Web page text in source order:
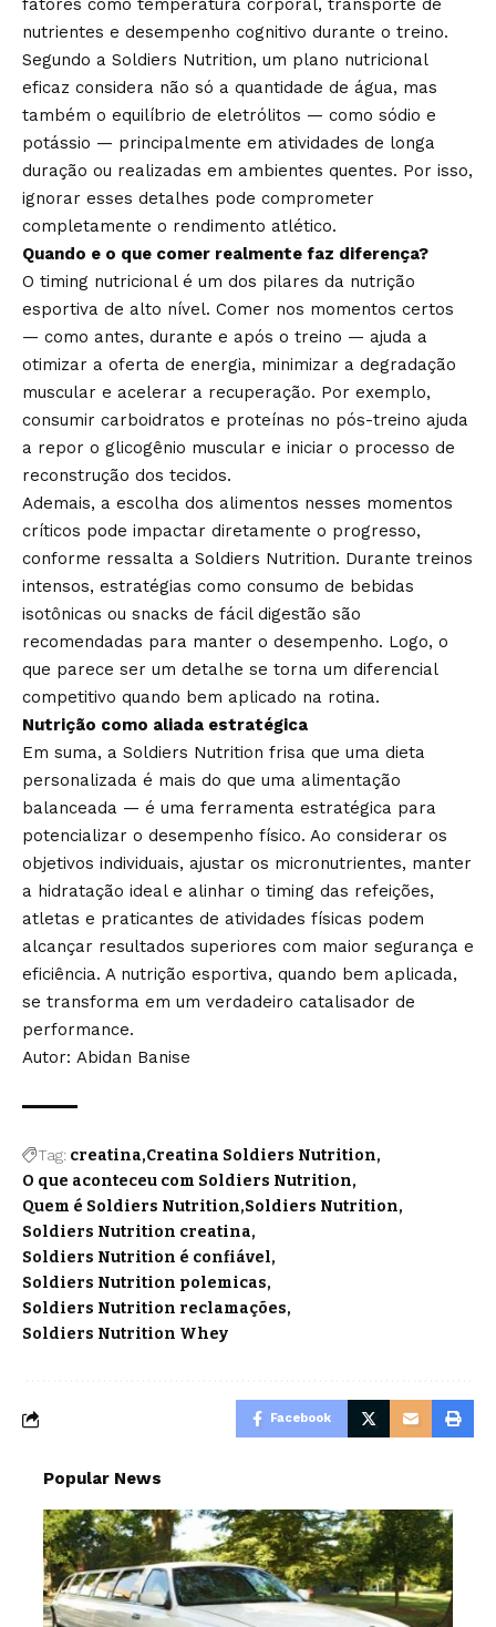
fatores como temperatura corporal, transporte de
nutrientes e desempenho cognitivo durante o treino.
Segundo a Soldiers Nutrition, um plano nutricional
eficaz considera não só a quantidade de água, mas
também o equilíbrio de eletrólitos — como sódio e
potássio — principalmente em atividades de longa
duração ou realizadas em ambientes quentes. Por isso,
ignorar esses detalhes pode comprometer
completamente o rendimento atlético.
Quando e o que comer realmente faz diferença?
O timing nutricional é um dos pilares da nutrição
esportiva de alto nível. Comer nos momentos certos
— como antes, durante e após o treino — ajuda a
otimizar a oferta de energia, minimizar a degradação
muscular e acelerar a recuperação. Por exemplo,
consumir carboidratos e proteínas no pós-treino ajuda
a repor o glicogênio muscular e iniciar o processo de
reconstrução dos tecidos.
Ademais, a escolha dos alimentos nesses momentos
críticos pode impactar diretamente o progresso,
conforme ressalta a Soldiers Nutrition. Durante treinos
intensos, estratégias como consumo de bebidas
isotônicas ou snacks de fácil digestão são
recomendadas para manter o desempenho. Logo, o
que parece ser um detalhe se torna um diferencial
competitivo quando bem aplicado na rotina.
Nutrição como aliada estratégica
Em suma, a Soldiers Nutrition frisa que uma dieta
personalizada é mais do que uma alimentação
balanceada — é uma ferramenta estratégica para
potencializar o desempenho físico. Ao considerar os
objetivos individuais, ajustar os micronutrientes, manter
a hidratação ideal e alinhar o timing das refeições,
atletas e praticantes de atividades físicas podem
alcançar resultados superiores com maior segurança e
eficiência. A nutrição esportiva, quando bem aplicada,
se transforma em um verdadeiro catalisador de
performance.
Autor: Abidan Banise
Tag: creatina Creatina Soldiers Nutrition
O que aconteceu com Soldiers Nutrition
Quem é Soldiers Nutrition Soldiers Nutrition
Soldiers Nutrition creatina
Soldiers Nutrition é confiável
Soldiers Nutrition polemicas
Soldiers Nutrition reclamações
Soldiers Nutrition Whey
Facebook
Popular News